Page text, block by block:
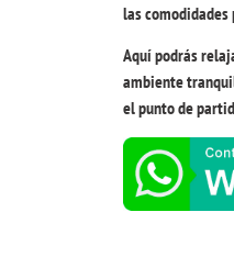
las comodidades
Aquí podrás
ambiente
el punto de